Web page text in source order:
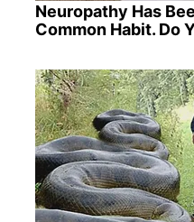
Neuropathy Has
Common Habit. Do